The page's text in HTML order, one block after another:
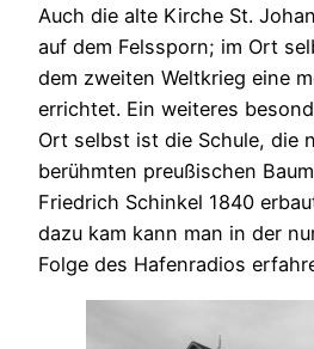
Auch die alte Kirche St.
auf dem Felssporn; im Ort
dem zweiten Weltkrieg eine
errichtet. Ein weiteres
Ort selbst ist die Schule, die
berühmten preußischen
Friedrich Schinkel 1840
dazu kam kann man in der
Folge des Hafenradios